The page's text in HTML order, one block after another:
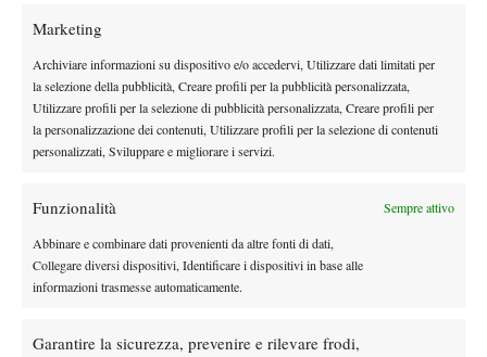
Marketing
Archiviare informazioni su dispositivo e/o accedervi, Utilizzare dati limitati per
la selezione della pubblicità, Creare profili per la pubblicità personalizzata,
Utilizzare profili per la selezione di pubblicità personalizzata, Creare profili per
la personalizzazione dei contenuti, Utilizzare profili per la selezione di contenuti
personalizzati, Sviluppare e migliorare i servizi.
Funzionalità Sempre attivo
Abbinare e combinare dati provenienti da altre fonti di dati,
Collegare diversi dispositivi, Identificare i dispositivi in base alle
informazioni trasmesse automaticamente.
Garantire la sicurezza, prevenire e rilevare frodi,
Spazio Tennis!